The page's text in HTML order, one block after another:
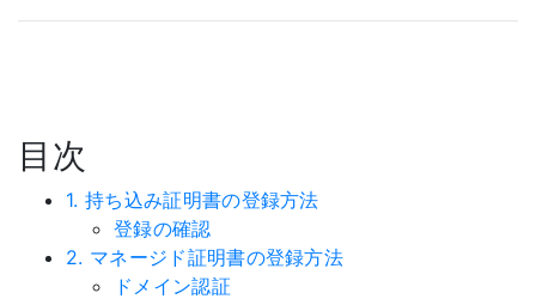
目次
1. 持ち込み証明書の登録方法
登録の確認
2. マネージド証明書の登録方法
ドメイン認証